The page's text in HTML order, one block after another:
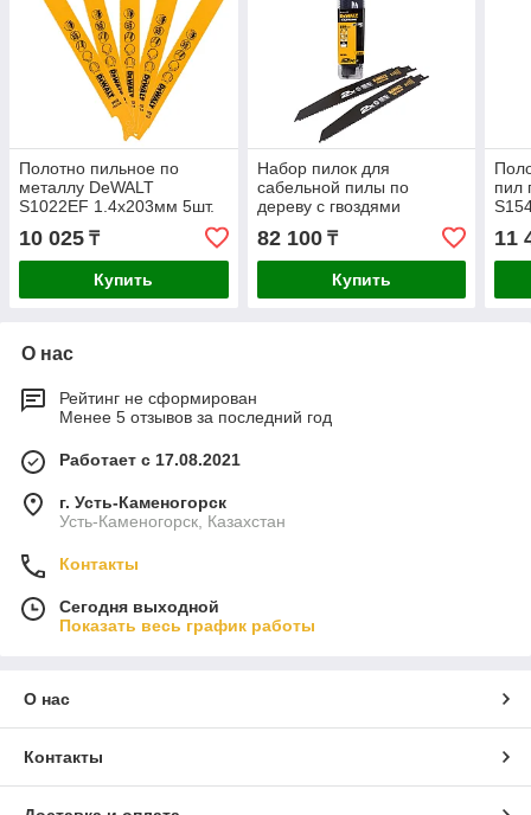
Полотно пильное по
металлу DeWALT
S1022EF 1.4х203мм 5шт.
DT2354-QZ
10 025 ₸
Купить
Набор пилок для
сабельной пилы по
дереву с гвоздями
DeWALT 25шт. DT2491-QZ
82 100₸
Купить
пил
11
О нас
Рейтинг не сформирован
Менее 5 отзывов за последний год
Работает с 17.08.2021
г. Усть-Каменогорск
Усть-Каменогорск, Казахстан
Контакты
Сегодня выходной
Показать весь график работы
О нас
Контакты